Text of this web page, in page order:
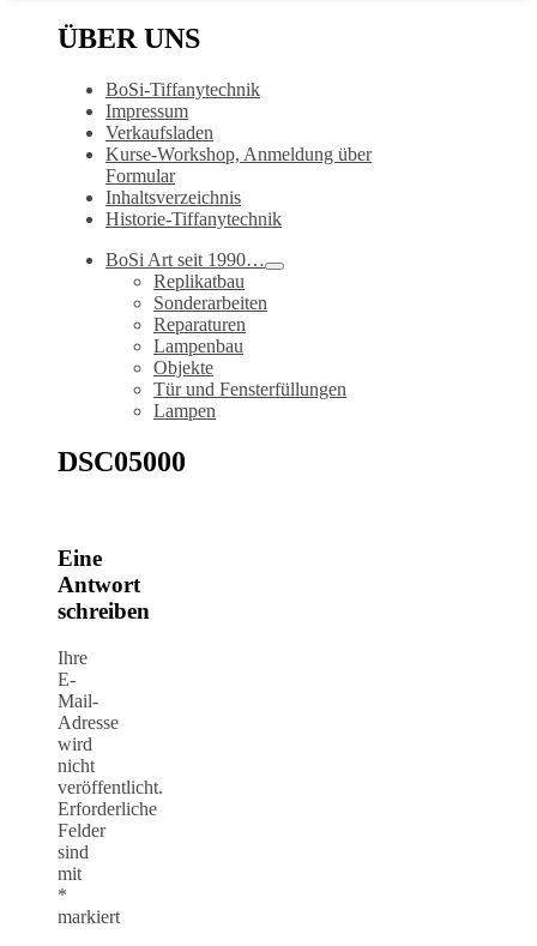
ÜBER UNS
BoSi-Tiffanytechnik
Impressum
Verkaufsladen
Kurse-Workshop, Anmeldung über
Formular
Inhaltsverzeichnis
Historie-Tiffanytechnik
BoSi Art seit 1990…
Replikatbau
Sonderarbeiten
Reparaturen
Lampenbau
Objekte
Tür und Fensterfüllungen
Lampen
DSC05000
Eine
Antwort
schreiben
Ihre
E-
Mail-
Adresse
wird
nicht
veröffentlicht.
Erforderliche
Felder
sind
mit
*
markiert